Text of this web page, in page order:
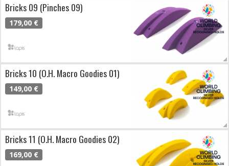
Bricks 09 (Pinches 09)
179,00 €
Bricks 10 (O.H. Macro Goodies 01)
149,00 €
Bricks 11 (O.H. Macro Goodies 02)
169,00 €